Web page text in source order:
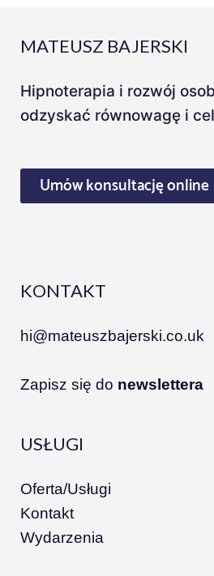
MATEUSZ BAJERSKI
Hipnoterapia i rozwój
odzyskać równowagę i
Umów konsultację online
KONTAKT
hi@mateuszbajerski.co.uk
Zapisz się do newslettera
USŁUGI
Oferta/Usługi
Kontakt
Wydarzenia